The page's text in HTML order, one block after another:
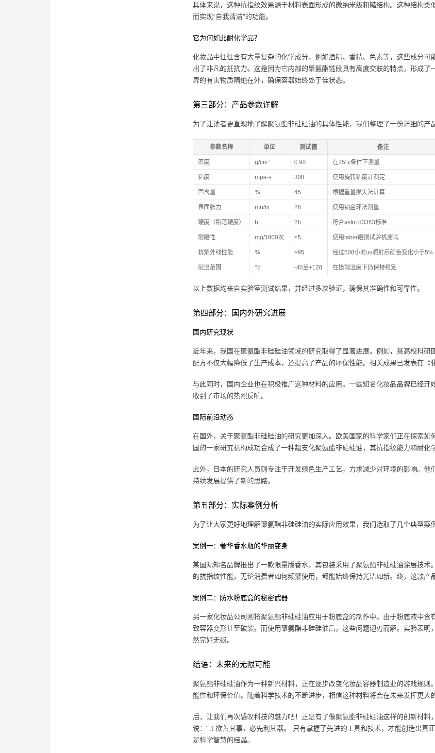
具体来说，这种抗指纹效果源于材料表面形成的微纳米级粗糙结构。这种结构
而实现“自我清洁”的功能。
它为何如此耐化学品？
化妆品中往往含有大量复杂的化学成分，例如酒精、香精、色素等，这些成分
出了非凡的抵抗力。这是因为它内部的聚氨酯链段具有高度交联的特点，形成
界的有害物质隔绝在外，确保容器始终处于佳状态。
第三部分：产品参数详解
为了让读者更直观地了解聚氨酯非硅硅油的具体性能，我们整理了一份详细的产
参数名称 单位 测试值 备注
密度 g/cm³ 0.98 在25°c条件下测量
粘度 mpa·s 300 使用旋转粘度计测定
固含量 % 45 根据重量损失法计算
表面张力 mn/m 28 使用铂金环法测量
硬度（铅笔硬度） h 2h 符合astm d3363标准
耐磨性 mg/1000次 <5 使用taber磨损试验机测试
抗紫外线性能 % >95 经过500小时uv照射后颜色变化小于5%
耐温范围 °c -40至+120 在极端温度下仍保持稳定
以上数据均来自实验室测试结果，并经过多次验证，确保其准确性和可靠性。
第四部分：国内外研究进展
国内研究现状
近年来，我国在聚氨酯非硅硅油领域的研究取得了显著进展。例如，某高校科
配方不仅大幅降低了生产成本，还提高了产品的环保性能。相关成果已发表在《
与此同时，国内企业也在积极推广这种材料的应用。一些知名化妆品品牌已经开
收到了市场的热烈反响。
国际前沿动态
在国外，关于聚氨酯非硅硅油的研究更加深入。欧美国家的科学家们正在探索
国的一家研究机构成功合成了一种超支化聚氨酯非硅硅油，其抗指纹能力和耐化
此外，日本的研究人员则专注于开发绿色生产工艺，力求减少对环境的影响。
持续发展提供了新的思路。
第五部分：实际案例分析
为了让大家更好地理解聚氨酯非硅硅油的实际应用效果，我们选取了几个典型案
案例一：奢华香水瓶的华丽变身
某国际知名品牌推出了一款限量版香水，其包装采用了聚氨酯非硅硅油涂层技
的抗指纹性能，无论消费者如何频繁使用，都能始终保持光洁如新。终，这款产
案例二：防水粉底盒的秘密武器
另一家化妆品公司则将聚氨酯非硅硅油应用于粉底盒的制作中。由于粉底液中
致容器变形甚至破裂。而使用聚氨酯非硅硅油后，这些问题迎刃而解。实验表
然完好无损。
结语：未来的无限可能
聚氨酯非硅硅油作为一种新兴材料，正在逐步改变化妆品容器制造业的游戏规
能性和环保价值。随着科学技术的不断进步，相信这种材料将会在未来发挥更大
后，让我们再次感叹科技的魅力吧！正是有了像聚氨酯非硅硅油这样的创新材
说：“工欲善其事，必先利其器。”只有掌握了先进的工具和技术，才能创造出真
是科学智慧的结晶。